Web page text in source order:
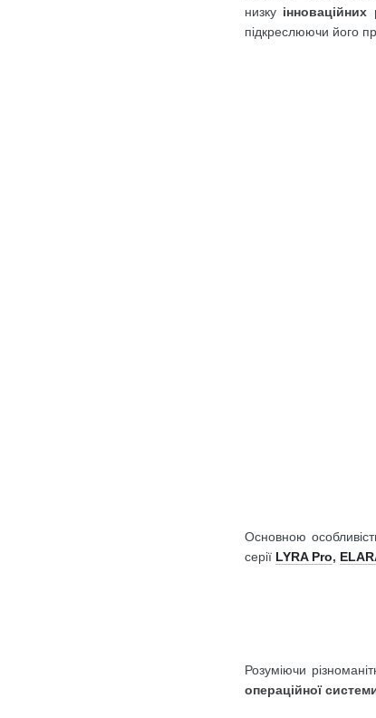
низку
підкреслюючи його
Основною
серії LYRA Pro,
Розуміючи
операційної